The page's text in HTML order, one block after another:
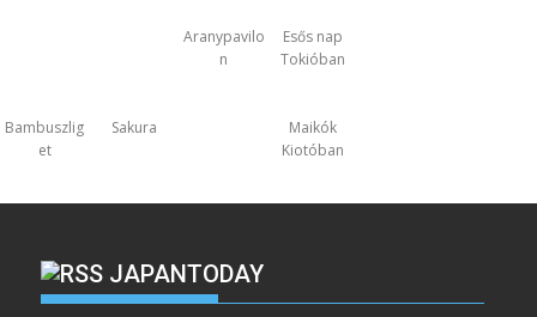
Aranypavilo
n
Esős nap
Tokióban
Bambuszlig
et
Sakura
Maikók
Kiotóban
JAPANTODAY